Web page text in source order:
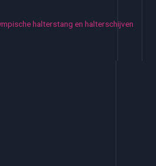
halterstang en halterschijven